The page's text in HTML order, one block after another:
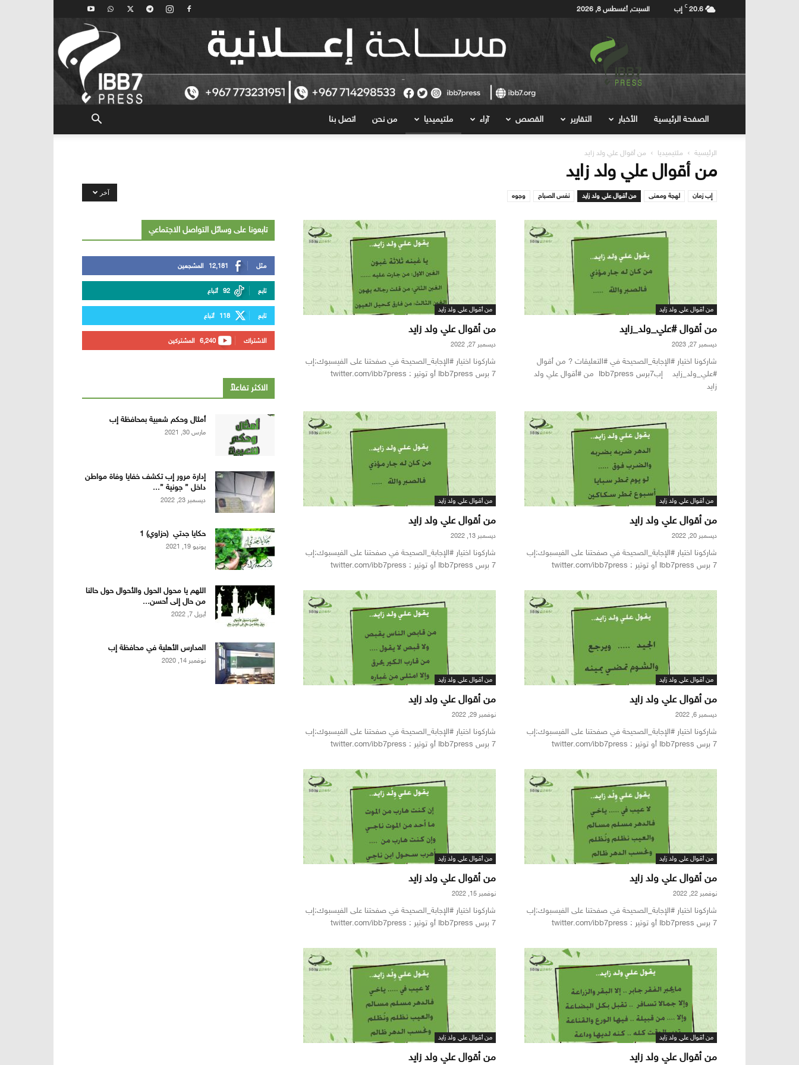
20.6
C إب السبت, أغسطس 8, 2026
إب7برس
Ibb7press
الصفحة الرئيسية الأخبار التقارير القصص آراء ملتيميديا من نحن اتصل بنا
الرئيسية ملتيميديا من أقوال علي ولد زايد
من أقوال علي ولد زايد
إب زمان لهجة ومعنى من أقوال علي ولد زايد نفس الصباح وجوه آخر
من أقوال علي ولد زايد
من أقوال #علي_ولد_زايد
ديسمبر 27, 2023
شاركونا اختيار #الإجابة_الصحيحة في #التعليقات ? من أقوال
#علي_ولد_زايد إب7برس Ibb7press من #أقوال علي ولد
زايد
من أقوال علي ولد زايد
من أقوال علي ولد زايد
ديسمبر 27, 2022
شاركونا اختيار #الإجابة_الصحيحة في صفحتنا على الفيسبوك:إب
7 برس Ibb7press أو توتير : twitter.com/ibb7press
من أقوال علي ولد زايد
من أقوال علي ولد زايد
ديسمبر 20, 2022
شاركونا اختيار #الإجابة_الصحيحة في صفحتنا على الفيسبوك:إب
7 برس Ibb7press أو توتير : twitter.com/ibb7press
من أقوال علي ولد زايد
من أقوال علي ولد زايد
ديسمبر 13, 2022
شاركونا اختيار #الإجابة_الصحيحة في صفحتنا على الفيسبوك:إب
7 برس Ibb7press أو توتير : twitter.com/ibb7press
من أقوال علي ولد زايد
من أقوال علي ولد زايد
ديسمبر 6, 2022
شاركونا اختيار #الإجابة_الصحيحة في صفحتنا على الفيسبوك:إب
7 برس Ibb7press أو توتير : twitter.com/ibb7press
من أقوال علي ولد زايد
من أقوال علي ولد زايد
نوفمبر 29, 2022
شاركونا اختيار #الإجابة_الصحيحة في صفحتنا على الفيسبوك:إب
7 برس Ibb7press أو توتير : twitter.com/ibb7press
من أقوال علي ولد زايد
من أقوال علي ولد زايد
نوفمبر 22, 2022
شاركونا اختيار #الإجابة_الصحيحة في صفحتنا على الفيسبوك:إب
7 برس Ibb7press أو توتير : twitter.com/ibb7press
من أقوال علي ولد زايد
من أقوال علي ولد زايد
نوفمبر 15, 2022
شاركونا اختيار #الإجابة_الصحيحة في صفحتنا على الفيسبوك:إب
7 برس Ibb7press أو توتير : twitter.com/ibb7press
من أقوال علي ولد زايد
من أقوال علي ولد زايد
من أقوال علي ولد زايد
من أقوال علي ولد زايد
تابعونا على وسائل التواصل الاجتماعي
12,181 المشجعين مثل
92 أتباع تابع
118 أتباع تابع
6,240 المشتركين الاشتراك
الاكثر تفاعلاً
أمثال وحكم شعبية بمحافظة إب
مارس 30, 2021
إدارة مرور إب تكشف خفايا وفاة مواطن
داخل ” جونية ”...
ديسمبر 23, 2022
حكايا جدتي (حزاوي) 1
يونيو 19, 2021
اللهم يا محول الحول والأحوال حول حالنا
من حال إلى أحسن...
أبريل 7, 2022
المدارس الأهلية في محافظة إب
نوفمبر 14, 2020